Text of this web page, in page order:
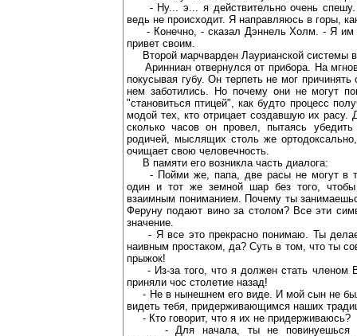
- Ну... э... я действительно очень спешу.
ведь не происходит. Я направляюсь в горы,
- Конечно, - сказал Дэннель Холм. - Я им
привет своим.
Второй марчварден Лаурианской системы
Аринниан отвернулся от прибора. На
покусывая губу. Он терпеть не мог
нем заботились. Но почему они не могут
"становиться птицей", как будто процесс
модой тех, кто отрицает создавшую их расу.
сколько часов он провел, пытаясь
родичей, мыслящих столь же
очищает свою человечность.
В памяти его возникла часть диалога:
- Пойми же, папа, две расы не могут в
один и тот же земной шар без того, чтобы
взаимным пониманием. Почему ты
Феруну подают вино за столом? Все эти
значение.
- Я все это прекрасно понимаю. Ты
наивным простаком, да? Суть в том, что ты
прыжок!
- Из-за того, что я должен стать членом
приняли чос столетие назад!
- Не в нынешнем его виде. И мой сын не
видеть тебя, придерживающимся наших
- Кто говорит, что я их не придерживаюсь?
- Для начала, ты не повинуешься